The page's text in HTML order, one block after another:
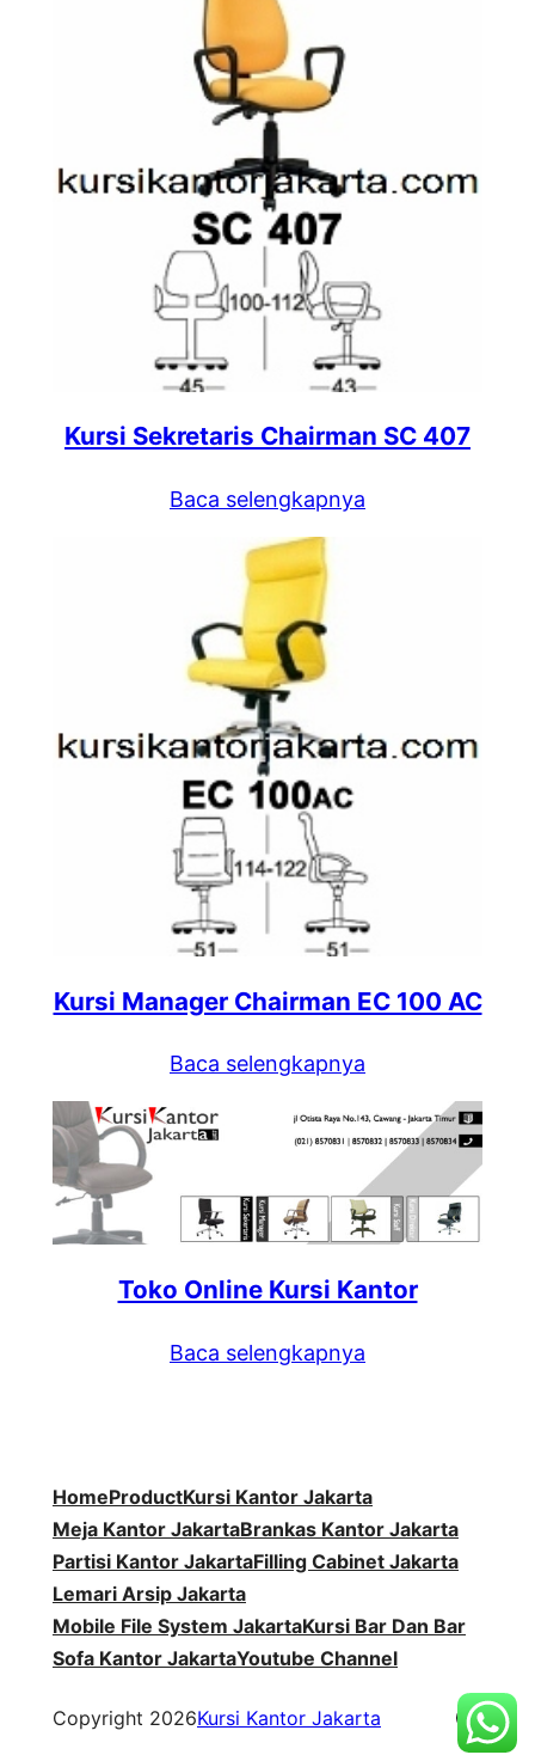
Kursi Sekretaris Chairman SC 407
Baca selengkapnya
Kursi Manager Chairman EC 100 AC
Baca selengkapnya
Toko Online Kursi Kantor
Baca selengkapnya
HomeProductKursi Kantor Jakarta
Meja Kantor JakartaBrankas Kantor Jakarta
Partisi Kantor JakartaFilling Cabinet Jakarta
Lemari Arsip Jakarta
Mobile File System JakartaKursi Bar Dan Bar
Sofa Kantor JakartaYoutube Channel
Copyright 2026Kursi Kantor Jakarta